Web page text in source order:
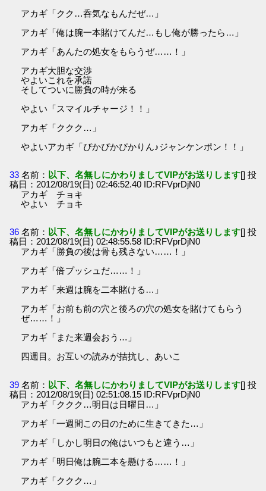
アカギ「クク…呑気なもんだぜ…」
アカギ「俺は腕一本賭けてんだ…もし俺が勝ったら…」
アカギ「あんたの処女をもらうぜ……！」
アカギ大胆な交渉
やよいこれを承諾
そしてついに勝負の時が来る
やよい「スマイルチャージ！！」
アカギ「ククク…」
やよいアカギ「ぴかぴかぴかりん♪ジャンケンポン！！」
33 名前： 以下、名無しにかわりましてVIPがお送りします[] 投
稿日：2012/08/19(日) 02:46:52.40 ID:RFVprDjN0
アカギ チョキ
やよい チョキ
36 名前： 以下、名無しにかわりましてVIPがお送りします[] 投
稿日：2012/08/19(日) 02:48:55.58 ID:RFVprDjN0
アカギ「勝負の後は骨も残さない……！」
アカギ「倍プッシュだ……！」
アカギ「来週は腕を二本賭ける…」
アカギ「お前も前の穴と後ろの穴の処女を賭けてもらう
ぜ……！」
アカギ「また来週会おう…」
四週目。お互いの読みが拮抗し、あいこ
39 名前： 以下、名無しにかわりましてVIPがお送りします[] 投
稿日：2012/08/19(日) 02:51:08.15 ID:RFVprDjN0
アカギ「ククク…明日は日曜日…」
アカギ「一週間この日のために生きてきた…」
アカギ「しかし明日の俺はいつもと違う…」
アカギ「明日俺は腕二本を懸ける……！」
アカギ「ククク…」